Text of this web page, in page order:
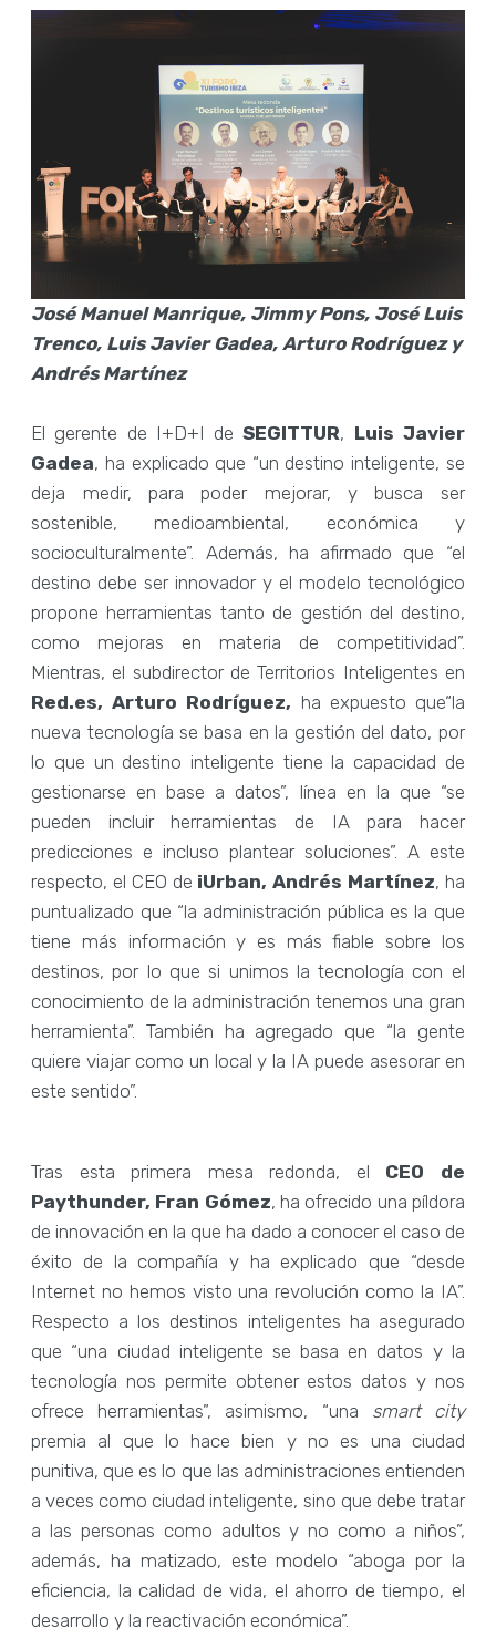
José Manuel Manrique, Jimmy Pons, José Luis
Trenco, Luis Javier Gadea, Arturo Rodríguez y
Andrés Martínez
El gerente de I+D+I deSEGITTUR, Luis Javier
Gadea, ha explicado que “un destino inteligente, se
deja medir, para poder mejorar, y busca ser
sostenible, medioambiental, económica y
socioculturalmente”. Además, ha afirmado que “el
destino debe ser innovador y el modelo tecnológico
propone herramientas tanto de gestión del destino,
como mejoras en materia de competitividad”.
Mientras, el subdirector de Territorios Inteligentes en
Red.es, Arturo Rodríguez, ha expuesto que“la
nueva tecnología se basa en la gestión del dato, por
lo que un destino inteligente tiene la capacidad de
gestionarse en base a datos”, línea en la que “se
pueden incluir herramientas de IA para hacer
predicciones e incluso plantear soluciones”. A este
respecto, el CEO de iUrban, Andrés Martínez, ha
puntualizado que “la administración pública es la que
tiene más información y es más fiable sobre los
destinos, por lo que si unimos la tecnología con el
conocimiento de la administración tenemos una gran
herramienta”. También ha agregado que “la gente
quiere viajar como un local y la IA puede asesorar en
este sentido”.
Tras esta primera mesa redonda, el CEO de
Paythunder, Fran Gómez, ha ofrecido una píldora
de innovación en la que ha dado a conocer el caso de
éxito de la compañía y ha explicado que “desde
Internet no hemos visto una revolución como la IA”.
Respecto a los destinos inteligentes ha asegurado
que “una ciudad inteligente se basa en datos y la
tecnología nos permite obtener estos datos y nos
ofrece herramientas”, asimismo, “una smart city
premia al que lo hace bien y no es una ciudad
punitiva, que es lo que las administraciones entienden
a veces como ciudad inteligente, sino que debe tratar
a las personas como adultos y no como a niños”,
además, ha matizado, este modelo “aboga por la
eficiencia, la calidad de vida, el ahorro de tiempo, el
desarrollo y la reactivación económica”.